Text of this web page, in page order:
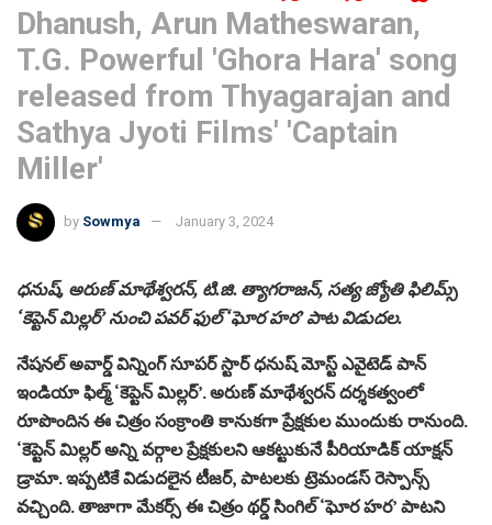
Dhanush, Arun Matheswaran,
T.G. Powerful 'Ghora Hara' song
released from Thyagarajan and
Sathya Jyoti Films' 'Captain
Miller'
by Sowmya January 3, 2024
ధనుష్, అరుణ్ మాథేశ్వరన్, టి.జి. త్యాగరాజన్, సత్య జ్యోతి ఫిలిమ్స్
‘కెప్టెన్ మిల్లర్’ నుంచి పవర్ ఫుల్ ‘ఘోర హర’ పాట విడుదల.
నేషనల్ అవార్డ్ విన్నింగ్ సూపర్ స్టార్ ధనుష్ మోస్ట్ ఎవైటెడ్ పాన్
ఇండియా ఫిల్మ్ ‘కెప్టెన్ మిల్లర్’. అరుణ్ మాథేశ్వరన్ దర్శకత్వంలో
రూపొందిన ఈ చిత్రం సంక్రాంతి కానుకగా ప్రేక్షకుల ముందుకు రానుంది.
‘కెప్టెన్ మిల్లర్ అన్ని వర్గాల ప్రేక్షకులని ఆకట్టుకునే పీరియాడిక్ యాక్షన్
డ్రామా. ఇప్పటికే విడుదలైన టీజర్, పాటలకు ట్రెమండస్ రెస్పాన్స్
వచ్చింది. తాజాగా మేకర్స్ ఈ చిత్రం థర్డ్ సింగిల్ ‘ఘోర హర’ పాటని